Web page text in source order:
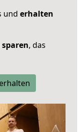
und erhalten
sparen, das